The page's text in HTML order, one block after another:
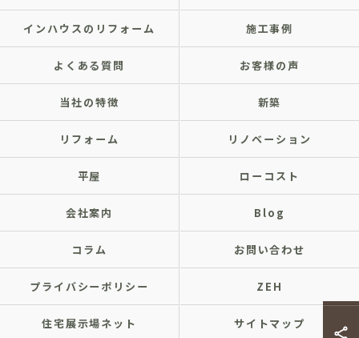
インハウスのリフォーム 施工事例
よくある質問 お客様の声
当社の特徴 新築
リフォーム リノベーション
平屋 ローコスト
会社案内 Blog
コラム お問い合わせ
プライバシーポリシー ZEH
住宅展示場ネット サイトマップ